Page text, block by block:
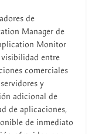
de
Manager de
Monitor
entre
comerciales
y
adicional de
de aplicaciones,
de inmediato